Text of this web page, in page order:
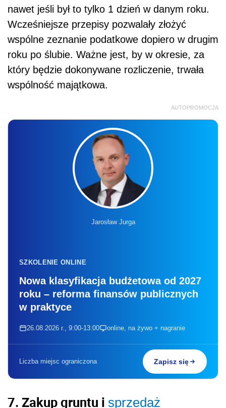
nawet jeśli był to tylko 1 dzień w danym roku.
Wcześniejsze przepisy pozwalały złożyć
wspólne zeznanie podatkowe dopiero w drugim
roku po ślubie. Ważne jest, by w okresie, za
który będzie dokonywane rozliczenie, trwała
wspólność majątkowa.
AUTOPROMOCJA
Jarosław Jurga
SZKOLENIE ONLINE
Nowa klasyfikacja budżetowa od 2027
roku – reforma finansów publicznych
w praktyce
26.08.2026 r., 9:00-13:00 online, na żywo + nagranie
Liczba miejsc ograniczona Zapisz się
7. Zakup gruntu i sprzedaż